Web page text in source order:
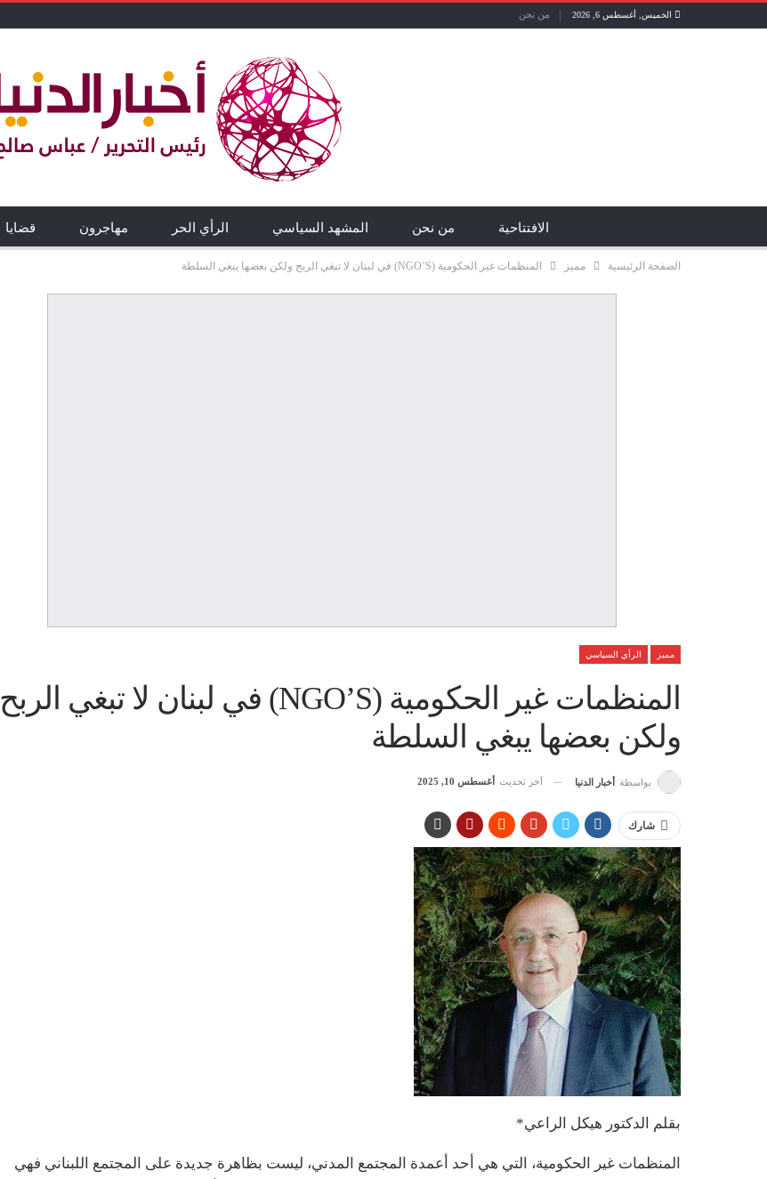
الخميس, أغسطس 6, 2026 من نحن
الافتتاحية من نحن المشهد السياسي الرأي الحر مهاجرون قضايا
الصفحة الرئيسية مميز المنظمات غير الحكومية (NGO’S) في لبنان لا تبغي الربح ولكن بعضها يبغي السلطة
مميز الرأي السياسي
المنظمات غير الحكومية (NGO’S) في لبنان لا تبغي الربح
ولكن بعضها يبغي السلطة
بواسطة أخبار الدنيا آخر تحديث أغسطس 10, 2025
شارك
بقلم الدكتور هيكل الراعي*
المنظمات غير الحكومية، التي هي أحد أعمدة المجتمع المدني، ليست بظاهرة جديدة على المجتمع اللبناني فهي